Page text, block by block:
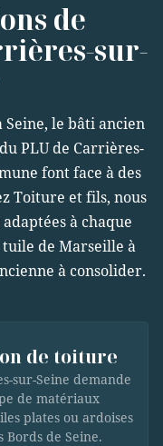
de
sur-
le bâti ancien
PLU de Carrières-
font face à des
Toiture et fils, nous
à chaque
de Marseille à
à consolider.
de toiture
sur-Seine demande
de matériaux
plates ou ardoises
Bords de Seine.